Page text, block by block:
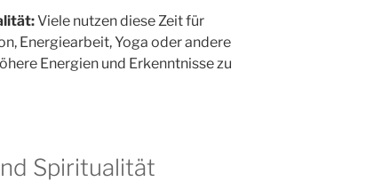
Viele nutzen diese Zeit für
Energiearbeit, Yoga oder andere
Energien und Erkenntnisse zu
Spiritualität